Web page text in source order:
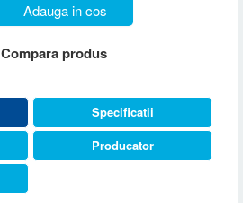
Adauga in cos
Compara produs
Specificatii
Producator